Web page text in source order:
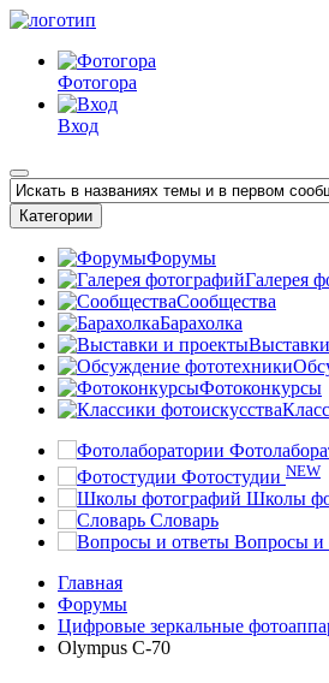
Фотогора
Вход
Категории
Форумы
Галерея
Сообщества
Барахолка
Фотоконкурсы
Фотостудии NEW
Школы
Словарь
Вопросы и
Главная
Форумы
Цифровые зеркальные
Olympus C-70